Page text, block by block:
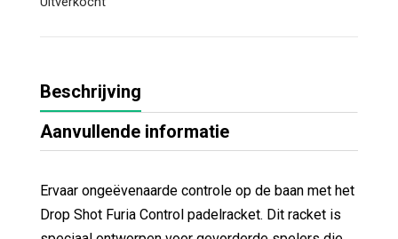
Beschrijving
Aanvullende informatie
Ervaar ongeëvenaarde controle op de baan met het
Drop Shot Furia Control padelracket. Dit racket is